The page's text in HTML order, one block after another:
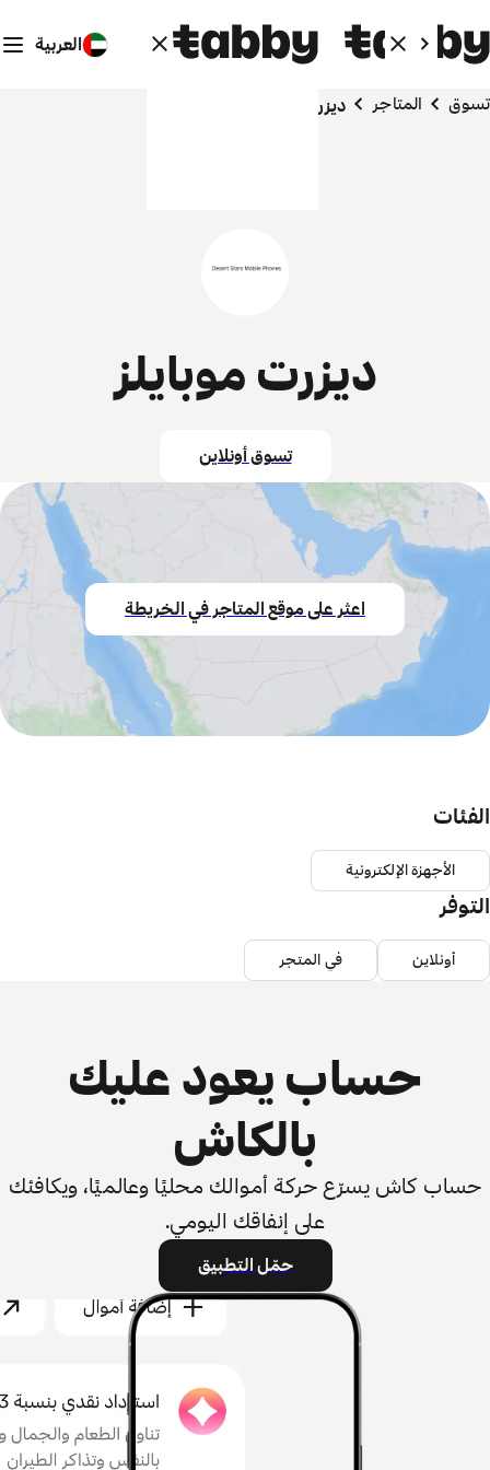
العربية
تسوق المتاجر ديزرت موبايلز
ديزرت موبايلز
تسوق أونلاين
اعثر على موقع المتاجر في الخريطة
الفئات
الأجهزة الإلكترونية
التوفر
أونلاين في المتجر
حساب يعود عليك
بالكاش
حساب كاش يسرّع حركة أموالك محليًا وعالميًا، ويكافئك
على إنفاقك اليومي.
حمّل التطبيق